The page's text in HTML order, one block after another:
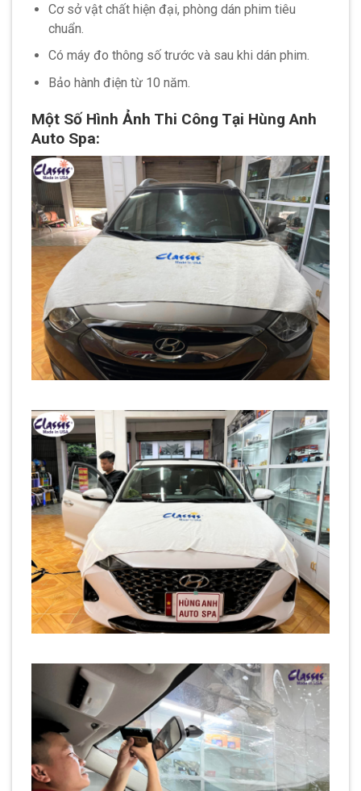
Cơ sở vật chất hiện đại, phòng dán phim tiêu
chuẩn.
Có máy đo thông số trước và sau khi dán phim.
Bảo hành điện từ 10 năm.
Một Số Hình Ảnh Thi Công Tại Hùng Anh
Auto Spa: